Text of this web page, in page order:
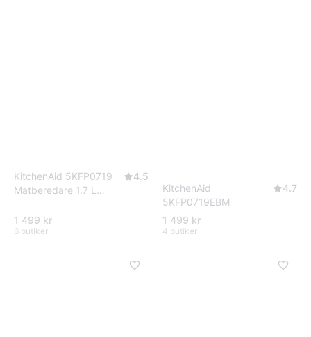
KitchenAid 5KFP0719
Matberedare 1.7 L
4.5
1 499 kr
6 butiker
KitchenAid
5KFP0719EBM
4.7
1 499 kr
4 butiker